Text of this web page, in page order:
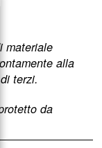
materiale
alla
terzi.
da